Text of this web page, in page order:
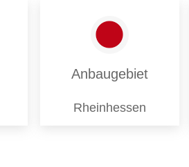
Anbaugebiet
Rheinhessen